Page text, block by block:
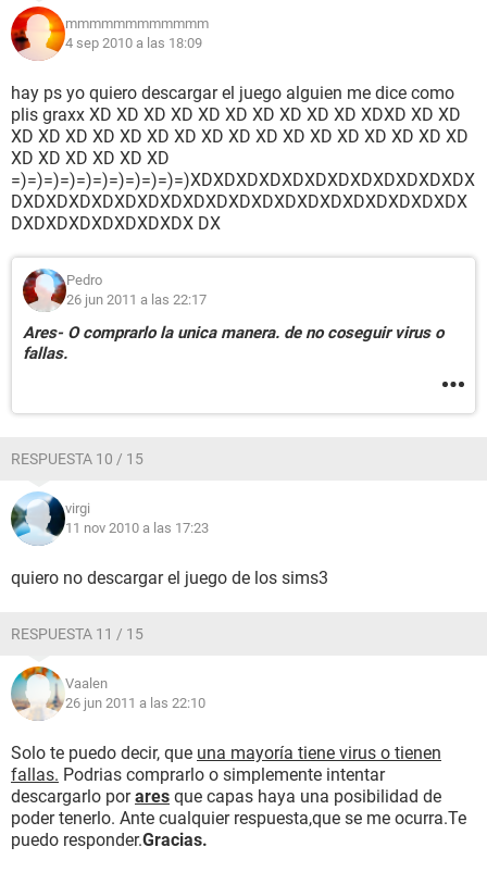
mmmmmmmmmmmm
4 sep 2010 a las 18:09
hay ps yo quiero descargar el juego alguien me dice como
plis graxx XD XD XD XD XD XD XD XD XD XD XDXD XD XD
XD XD XD XD XD XD XD XD XD XD XD XD XD XD XD XD XD
XD XD XD XD XD XD
=)=)=)=)=)=)=)=)=)=)=)XDXDXDXDXDXDXDXDXDXDXDXDX
DXDXDXDXDXDXDXDXDXDXDXDXDXDXDXDXDXDXDXDX
DXDXDXDXDXDXDXDX DX
Pedro
26 jun 2011 a las 22:17
Ares- O comprarlo la unica manera. de no coseguir virus o
fallas.
RESPUESTA 10 / 15
virgi
11 nov 2010 a las 17:23
quiero no descargar el juego de los sims3
RESPUESTA 11 / 15
Vaalen
26 jun 2011 a las 22:10
Solo te puedo decir, que una mayoría tiene virus o tienen
fallas. Podrias comprarlo o simplemente intentar
descargarlo porares que capas haya una posibilidad de
poder tenerlo. Ante cualquier respuesta,que se me ocurra.Te
puedo responder.Gracias.